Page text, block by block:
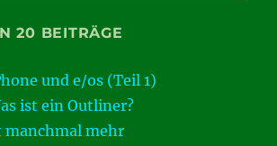
20 BEITRÄGE
und e/os (Teil 1)
ist ein Outliner?
manchmal mehr